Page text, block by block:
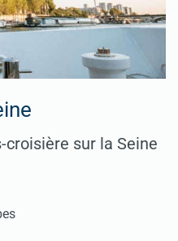
sur la Seine